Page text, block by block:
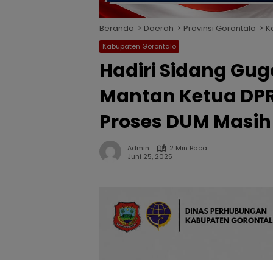
Beranda Daerah Provinsi Gorontalo
Kabupaten Gorontalo
Hadiri Sidang
Mantan Ketua
Proses DUM
Admin
2 Min Baca
Juni 25, 2025